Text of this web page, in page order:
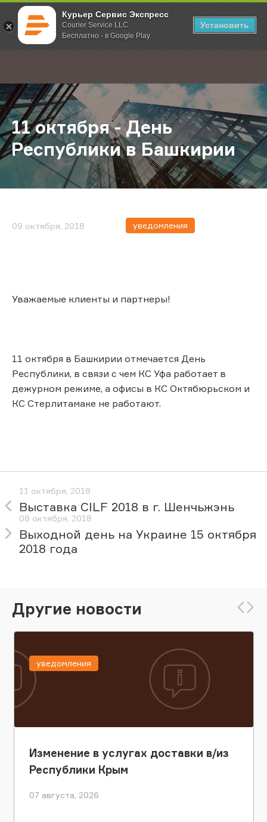
Курьер Сервис Экспресс
Courier Service LLC
Бесплатно - в Google Play
Установить
; Главная О компании Новости 11 октября - День Республики в
11 октября - День
Республики в Башкирии
09 октября, 2018 уведомления
Уважаемые клиенты и партнеры!
11 октября в Башкирии отмечается День
Республики, в связи с чем КС Уфа работает в
дежурном режиме, а офисы в КС Октябюрьском и
КС Стерлитамаке не работают.
11 октября, 2018
Выставка CILF 2018 в г. Шенчьжэнь
08 октября, 2018
Выходной день на Украине 15 октября
2018 года
Другие новости
Изменение в услугах доставки в/из
Республики Крым
07 августа, 2026
уведомления